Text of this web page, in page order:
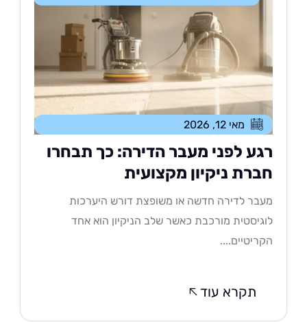
מאי 12, 2026
לפני מעבר הדירה: כך תבחרו
ניקיון מקצועית
לדירה חדשה או משופצת דורש היערכות
מורכבת כאשר שלב הניקיון הוא אחד
תקרא עוד